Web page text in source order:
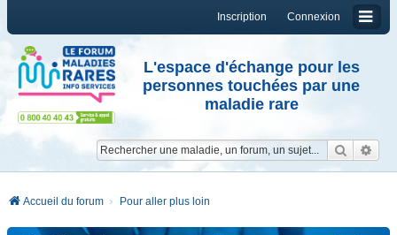
Connexion
Inscription
L'espace d'échange pour les
personnes touchées par une
maladie rare
Accueil du forum Pour aller plus loin